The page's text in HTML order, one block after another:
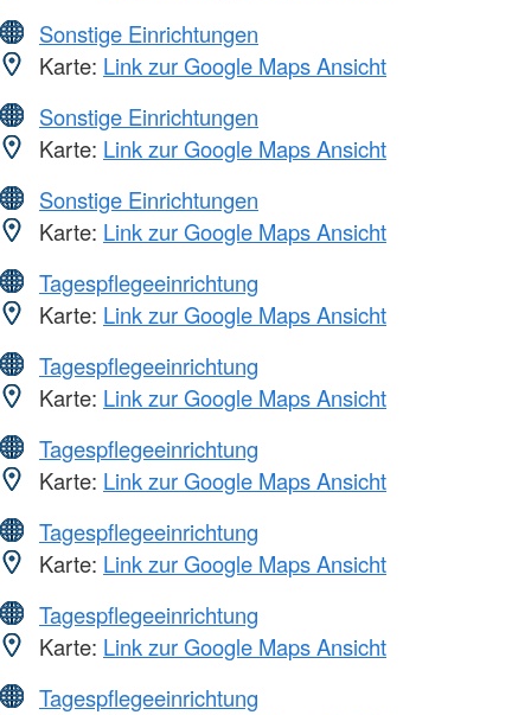
Sonstige Einrichtungen
Karte: Link zur Google Maps Ansicht
Sonstige Einrichtungen
Karte: Link zur Google Maps Ansicht
Sonstige Einrichtungen
Karte: Link zur Google Maps Ansicht
Tagespflegeeinrichtung
Karte: Link zur Google Maps Ansicht
Tagespflegeeinrichtung
Karte: Link zur Google Maps Ansicht
Tagespflegeeinrichtung
Karte: Link zur Google Maps Ansicht
Tagespflegeeinrichtung
Karte: Link zur Google Maps Ansicht
Tagespflegeeinrichtung
Karte: Link zur Google Maps Ansicht
Tagespflegeeinrichtung